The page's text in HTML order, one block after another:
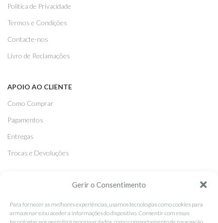
Gerir o Consentimento
Para fornecer as melhores experiências, usamos tecnologias como cookies para
armazenar e/ou aceder a informações do dispositivo. Consentir com essas
Politica de Privacidade
Termos e Condições
Contacte-nos
Livro de Reclamações
APOIO AO CLIENTE
Como Comprar
Pagamentos
Entregas
Trocas e Devoluções
Facebook
Instagram